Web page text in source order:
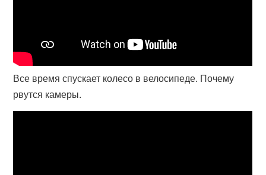
Все время спускает колесо в велосипеде. Почему
рвутся камеры.